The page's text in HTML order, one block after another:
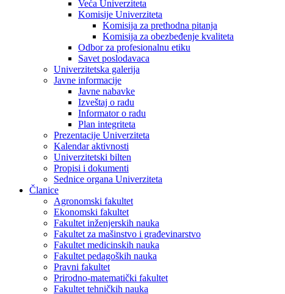
Veća Univerziteta
Komisije Univerziteta
Komisija za prethodna pitanja
Komisija za obezbeđenje kvaliteta
Odbor za profesionalnu etiku
Savet poslodavaca
Univerzitetska galerija
Javne informacije
Javne nabavke
Izveštaj o radu
Informator o radu
Plan integriteta
Prezentacije Univerziteta
Kalendar aktivnosti
Univerzitetski bilten
Propisi i dokumenti
Sednice organa Univerziteta
Članice
Agronomski fakultet
Ekonomski fakultet
Fakultet inženjerskih nauka
Fakultet za mašinstvo i građevinarstvo
Fakultet medicinskih nauka
Fakultet pedagoških nauka
Pravni fakultet
Prirodno-matematički fakultet
Fakultet tehničkih nauka